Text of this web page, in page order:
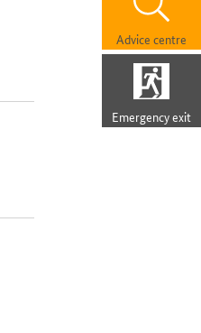
Advice centre
Emergency exit